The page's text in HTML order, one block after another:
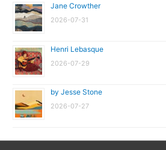
Jane Crowther
2026-07-31
Henri Lebasque
2026-07-29
by Jesse Stone
2026-07-27